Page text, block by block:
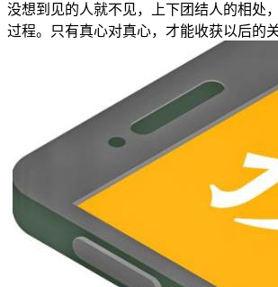
没想到见的人就不见，上下团结人的相处
过程。只有真心对真心，才能收获以后的关